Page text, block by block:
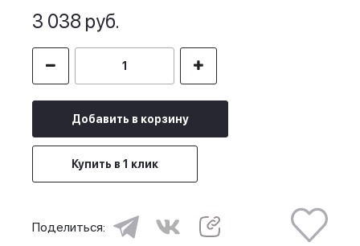
3 038 руб.
Добавить в корзину
Купить в 1 клик
Поделиться: